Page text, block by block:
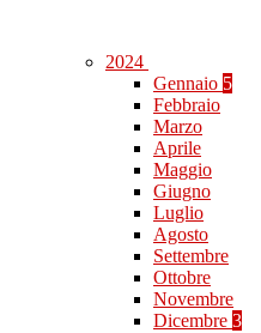
2024
Gennaio 5
Febbraio
Marzo
Aprile
Maggio
Giugno
Luglio
Agosto
Settembre
Ottobre
Novembre
Dicembre 3